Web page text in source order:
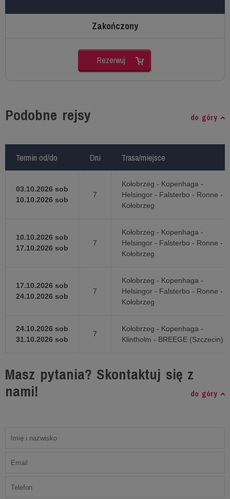
Zakończony
Rezerwuj
Podobne rejsy do góry
Termin od/do Dni Trasa/miejsce
03.10.2026 sob
10.10.2026 sob
7
Kołobrzeg - Kopenhaga -
Helsingor - Falsterbo - Ronne -
Kołobrzeg
10.10.2026 sob
17.10.2026 sob
7
Kołobrzeg - Kopenhaga -
Helsingor - Falsterbo - Ronne -
Kołobrzeg
17.10.2026 sob
24.10.2026 sob
7
Kołobrzeg - Kopenhaga -
Helsingor - Falsterbo - Ronne -
Kołobrzeg
24.10.2026 sob
31.10.2026 sob
7
Kołobrzeg - Kopenhaga -
Klintholm - BREEGE (Szczecin)
Termin od/do Dni Trasa/miejsce
Masz pytania? Skontaktuj się z
nami!
do góry